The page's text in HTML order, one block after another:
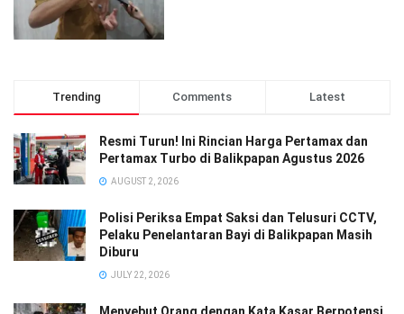
Trending Comments Latest
Resmi Turun! Ini Rincian Harga Pertamax dan
Pertamax Turbo di Balikpapan Agustus 2026
AUGUST 2, 2026
Polisi Periksa Empat Saksi dan Telusuri CCTV,
Pelaku Penelantaran Bayi di Balikpapan Masih
Diburu
JULY 22, 2026